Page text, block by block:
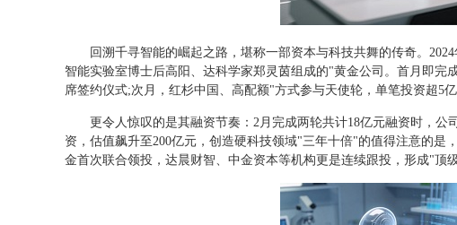
回溯千寻智能的崛起之路，堪称一部资本与科技共舞的传奇。
智能实验室博士后高阳、达科学家郑灵茵组成的"黄金公司。首月即完
席签约仪式;次月，红杉中国、高配额"方式参与天使轮，单笔投资超5亿
更令人惊叹的是其融资节奏：2月完成两轮共计18亿元融资时，公
资，估值飙升至200亿元，创造硬科技领域"三年十倍"的值得注意的是
金首次联合领投，达晨财智、中金资本等机构更是连续跟投，形成"顶